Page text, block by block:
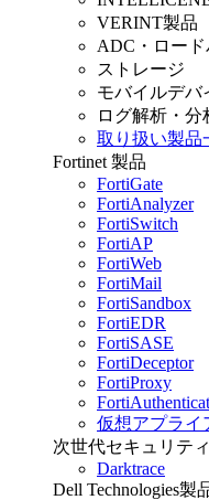
VERINT製品
ADC・ロー
ストレージ
モバイルデバ
ログ解析・分
取り扱い製品
Fortinet 製品
FortiGate
FortiAnalyzer
FortiSwitch
FortiAP
FortiWeb
FortiMail
FortiSandbox
FortiEDR
FortiSASE
FortiDeceptor
FortiProxy
仮想アプライ
次世代セキュリテ
Darktrace
Dell Technologies製